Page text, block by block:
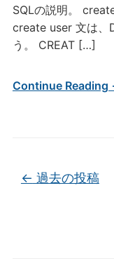
SQLの説明。
create user 文は
う。 CREAT […]
Continue Reading
投稿ナビゲー
← 過去の投稿